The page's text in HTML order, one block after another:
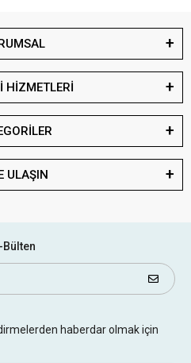
HİZMETLERİ
ULAŞIN
Bülten
haberdar olmak için